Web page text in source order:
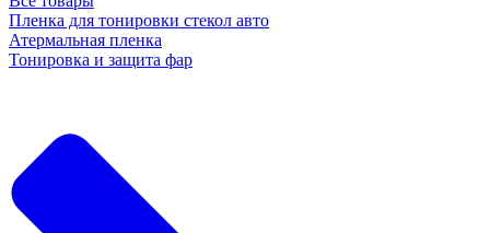
Пленка для тонировки стекол авто
Атермальная пленка
Тонировка и защита фар